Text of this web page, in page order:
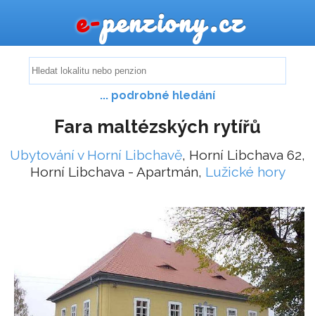
e-penziony.cz
... podrobné hledání
Fara maltézských rytířů
Ubytování v Horní Libchavě, Horní Libchava 62,
Horní Libchava - Apartmán, Lužické hory